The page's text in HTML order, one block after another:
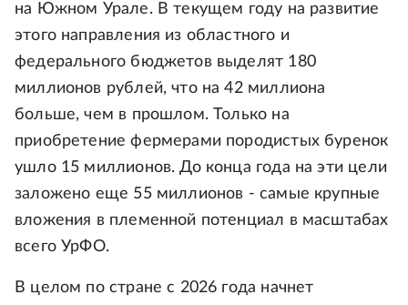
на Южном Урале. В текущем году на развитие
этого направления из областного и
федерального бюджетов выделят 180
миллионов рублей, что на 42 миллиона
больше, чем в прошлом. Только на
приобретение фермерами породистых буренок
ушло 15 миллионов. До конца года на эти цели
заложено еще 55 миллионов - самые крупные
вложения в племенной потенциал в масштабах
всего УрФО.
В целом по стране с 2026 года начнет